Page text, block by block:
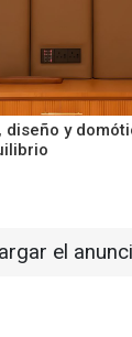
y
el